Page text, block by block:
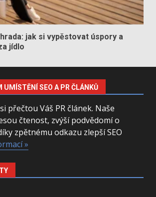
jak si vypěstovat úspory a
jídlo
UMÍSTĚNÍ SEO A PR ČLÁNKŮ
přečtou Váš PR článek. Naše
čtenost, zvýší podvědomí o
zpětnému odkazu zlepší SEO
»